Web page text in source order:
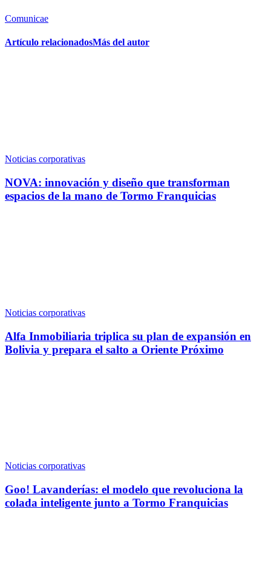
Comunicae
Artículo relacionadosMás del autor
Noticias corporativas
NOVA: innovación y diseño que transforman
espacios de la mano de Tormo Franquicias
Noticias corporativas
Alfa Inmobiliaria triplica su plan de expansión en
Bolivia y prepara el salto a Oriente Próximo
Noticias corporativas
Goo! Lavanderías: el modelo que revoluciona la
colada inteligente junto a Tormo Franquicias